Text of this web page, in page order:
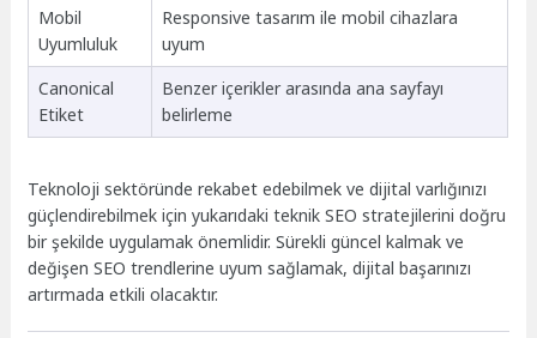
Mobil
Uyumluluk
Responsive tasarım ile mobil cihazlara
uyum
Canonical
Etiket
Benzer içerikler arasında ana sayfayı
belirleme
Teknoloji sektöründe rekabet edebilmek ve dijital varlığınızı
güçlendirebilmek için yukarıdaki teknik SEO stratejilerini doğru
bir şekilde uygulamak önemlidir. Sürekli güncel kalmak ve
değişen SEO trendlerine uyum sağlamak, dijital başarınızı
artırmada etkili olacaktır.